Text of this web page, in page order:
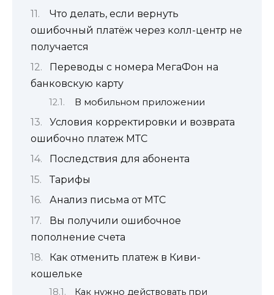
Что делать, если вернуть
ошибочный платёж через колл-центр не
получается
Переводы с номера МегаФон на
банковскую карту
В мобильном приложении
Условия корректировки и возврата
ошибочно платеж МТС
Последствия для абонента
Тарифы
Анализ письма от МТС
Вы получили ошибочное
пополнение счета
Как отменить платеж в Киви-
кошельке
Как нужно действовать при